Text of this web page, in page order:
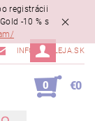
registrácii
-10 % s
INFO@MALEJA.SK
0 €0